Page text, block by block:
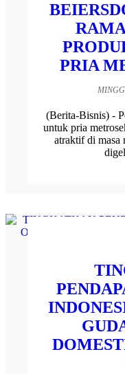
PRIA
(Berita-Bisnis) -
untuk pria
atraktif di masa